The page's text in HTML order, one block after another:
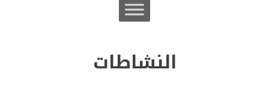
النشاطات